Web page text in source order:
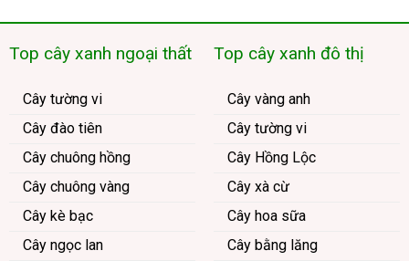
Top cây xanh ngoại thất
Cây tường vi
Cây đào tiên
Cây chuông hồng
Cây chuông vàng
Cây kè bạc
Cây ngọc lan
Top cây xanh đô thị
Cây vàng anh
Cây tường vi
Cây Hồng Lộc
Cây xà cừ
Cây hoa sữa
Cây bằng lăng